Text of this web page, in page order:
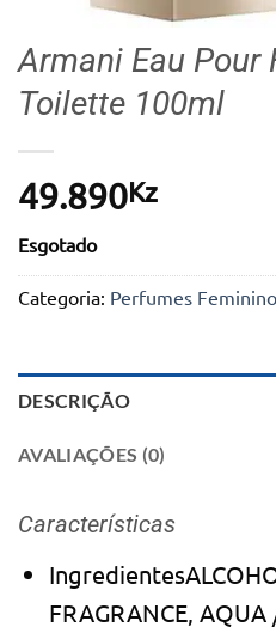
Armani Eau Pour
Toilette 100ml
49.890Kz
Esgotado
Categoria: Perfumes
DESCRIÇÃO
AVALIAÇÕES (0)
Características
Ingredientes
FRAGRANCE,